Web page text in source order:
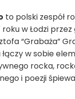
to polski zespół
roku w Łodzi
“Grabaża”
łączy w sobie
rocka,
i poezji